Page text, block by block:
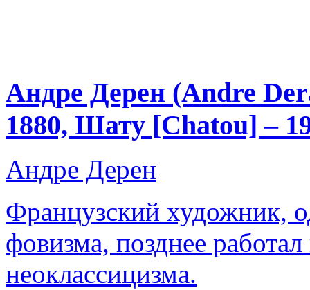
Андре Дерен (Andre
1880, Шату [Chatou] –
Андре Дерен
Французский художник,
фовизма, позднее
неоклассицизма.